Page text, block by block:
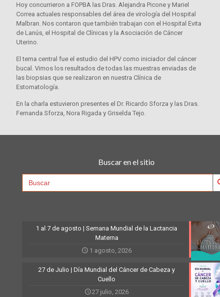
Hoy concurrieron a FOPBA las Dras. Alejandra Picone y Mariel
Correa actuales responsables del área de virología del Hospital
Malbran. Nos contaron que también trabajan con el Hospital Evita
de Lanús, el Hospital de Clínicas y la Asociación de Cáncer
Uterino.
El tema central fue el estudio del HPV como iniciador del cáncer
bucal. Vimos los resultados de todas las muestras enviadas de
las biopsias que se realizaron en nuestra Clínica de
Estomatología.
En la charla estuvieron presentes el Dr. Ricardo Sforza y las Dras.
Fernanda Sforza, Nora Rigada y Griselda Tejo.
Buscar en el sitio
Search
1 al 7 de agosto | Semana Mundial de la Lactancia
Materna
1 agosto, 2026
27 de Julio | Día Mundial del Cáncer de Cabeza y
Cuello
27 julio, 2026